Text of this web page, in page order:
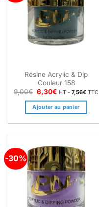
Résine Acrylic & Dip
Couleur 158
9,00€ Le
prix
initial
était :
6,30€Le
actuel
est :
HT -7,56€ TTC
Ajouter au panier
-30%